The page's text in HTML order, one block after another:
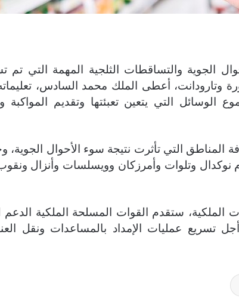
الجوية والتساقطات الثلجية المهمة التي
وتارودانت، أعطى الملك محمد السادس،
الوسائل التي يتعين تعبئتها وتقديم المواكبة
المناطق التي تأثرت نتيجة سوء الأحوال الجوية،
نوكدال وتلوات وأمرزكان وويسلسات وأنزال
الملكية، ستقدم القوات المسلحة الملكية
تسريع عمليات الإمداد بالمساعدات ونقل